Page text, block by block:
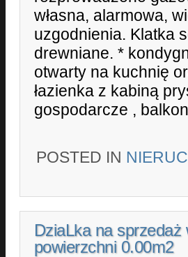
własna, alarmowa,
uzgodnienia. Klatka
drewniane. *
otwarty na kuchnię
łazienka z kabiną
gospodarcze ,
POSTED IN
DziaLka na
powierzchni 0.00m2